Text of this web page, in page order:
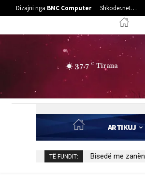
Dizajni nga BMC Computer Shkoder.net…
37.7 C Tirana
ARTIKUJ
TË FUNDIT: Bisedë me zanën